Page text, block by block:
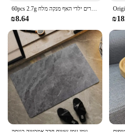
Features:
**Comprehensive Allergy
The Children’s Allergy Relief
crafted to provide an
who suffer from allergies.
about relief; they are a
maintaining a healthy
The high-quality,
these sets ensure that they are
skin, while still being robust
toughest allergens. The sets
wholesale and vendor
₪8.64